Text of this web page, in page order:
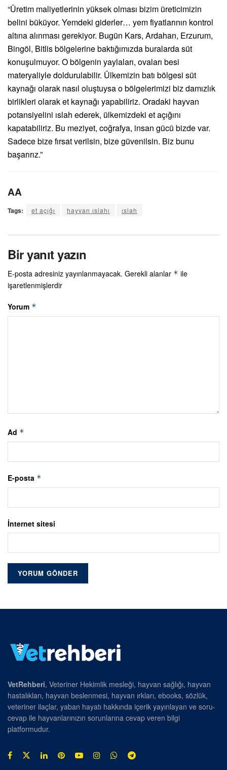
“Üretim maliyetlerinin yüksek olması bizim üreticimizin
belini büküyor. Yemdeki giderler… yem fiyatlarının kontrol
altına alınması gerekiyor. Bugün Kars, Ardahan, Erzurum,
Bingöl, Bitlis bölgelerine baktığımızda buralarda süt
konuşulmuyor. O bölgenin yaylaları, ovaları besi
materyaliyle doldurulabilir. Ülkemizin batı bölgesi süt
kaynağı olarak nasıl oluştuysa o bölgelerimizi biz damızlık
birlikleri olarak et kaynağı yapabiliriz. Oradaki hayvan
potansiyelini ıslah ederek, ülkemizdeki et açığını
kapatabiliriz. Bu meziyet, coğrafya, insan gücü bizde var.
Sadece bize fırsat verilsin, bize güvenilsin. Biz bunu
başarırız.”
AA
Tags: et açığı hayvan ıslahı ıslah
Bir yanıt yazın
E-posta adresiniz yayınlanmayacak. Gerekli alanlar * ile
işaretlenmişlerdir
Yorum *
Ad *
E-posta *
İnternet sitesi
VetRehberi, Veteriner Hekimlik mesleği, hayvan sağlığı, hayvan
hastalıkları, hayvan beslenmesi, hayvan ırkları, ebooks, sözlük,
veteriner ilaçlar, yaban hayatı hakkında içerik yayınlayan ve soru-
cevap ile hayvanlarınızın sorunlarına cevap veren bilgi
platformudur.